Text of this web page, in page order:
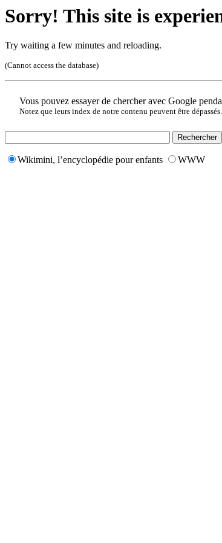
Sorry! This site is
Try waiting a few minutes and reloading.
(Cannot access the database)
Vous pouvez essayer de chercher avec Google
Notez que leurs index de notre contenu peuvent être dépassés.
Wikimini, l’encyclopédie pour enfants WWW